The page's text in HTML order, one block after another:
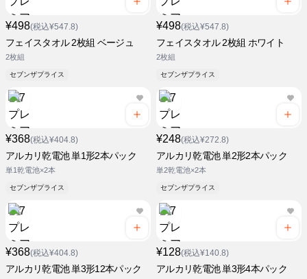
¥498(税込¥547.8)
フェイスタオル 2枚組 ベージュ
2枚組
セブンザプライス
¥498(税込¥547.8)
フェイスタオル 2枚組 ホワイト
2枚組
セブンザプライス
¥368(税込¥404.8)
アルカリ乾電池 単1形2本パック
単1乾電池×2本
セブンザプライス
¥248(税込¥272.8)
アルカリ乾電池 単2形2本パック
単2乾電池×2本
セブンザプライス
¥368(税込¥404.8)
アルカリ乾電池 単3形12本パック
¥128(税込¥140.8)
アルカリ乾電池 単3形4本パック